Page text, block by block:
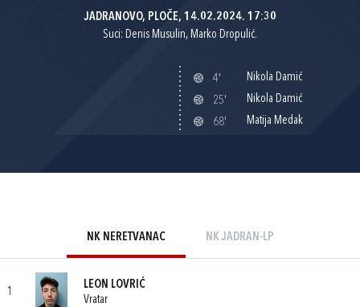
JADRANOVO, PLOČE, 14.02.2024. 17:30
Suci: Denis Musulin, Marko Dropulić.
4'
Nikola Damić
25'
Nikola Damić
68'
Matija Medak
NK NERETVANAC NK JADRAN-LP
1
LEON LOVRIĆ
Vratar